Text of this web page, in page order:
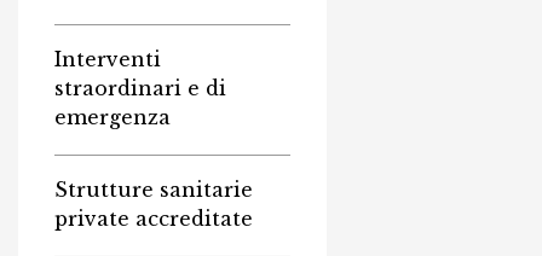
Interventi
straordinari e di
emergenza
Strutture sanitarie
private accreditate